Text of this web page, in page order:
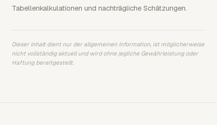
Tabellenkalkulationen und nachträgliche Schätzungen.
Dieser Inhalt dient nur der allgemeinen Information, ist möglicherweise
nicht vollständig aktuell und wird ohne jegliche Gewährleistung oder
Haftung bereitgestellt.